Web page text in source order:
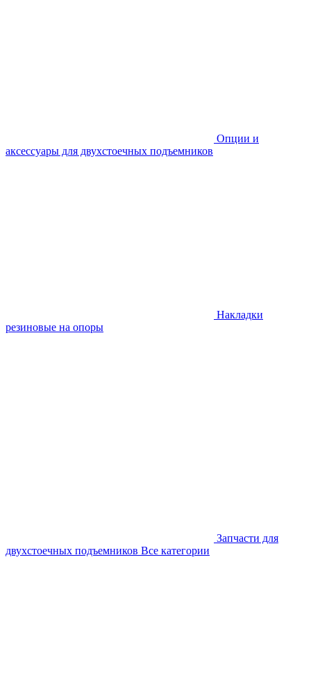
Опции и
аксессуары для двухстоечных подъемников
Накладки
резиновые на опоры
Запчасти для
двухстоечных подъемников Все категории